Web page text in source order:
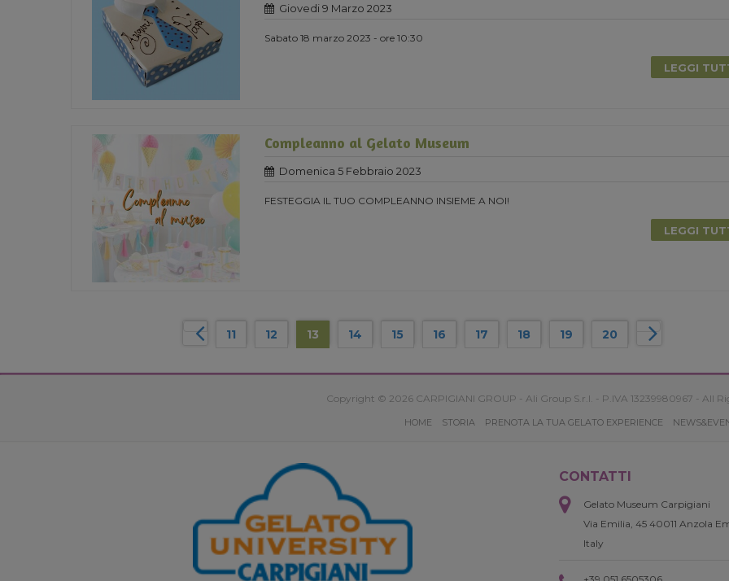
Giovedi 9 Marzo 2023
Sabato 18 marzo 2023 - ore 10:30
LEGGI
Compleanno al Gelato Museum
Domenica 5 Febbraio 2023
FESTEGGIA IL TUO COMPLEANNO INSIEME A NOI!
LEGGI
11 12 13 14 15 16 17 18 19 20
Copyright © 2026 CARPIGIANI GROUP - Ali Group S.r.l. - P.IVA 13239980967 - All
HOME STORIA PRENOTA LA TUA GELATO EXPERIENCE
CONTATTI
Gelato Museum Carpigiani
Via Emilia, 45 40011 Anzola
Italy